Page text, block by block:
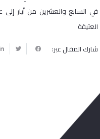
في السابع والعشرين من أيار
العتيقة
شارك المقال عبر: